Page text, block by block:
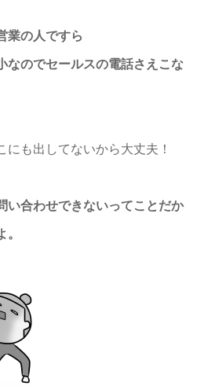
業の人ですら
なのでセールスの電話さえこな
にも出してないから大丈夫！
い合わせできないってことだか
。